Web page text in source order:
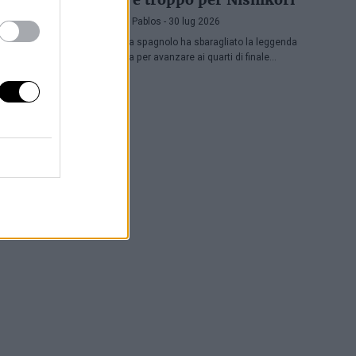
Pedro de Pablos - 30 lug 2026
Il tennista spagnolo ha sbaragliato la leggenda
nipponica per avanzare ai quarti di finale